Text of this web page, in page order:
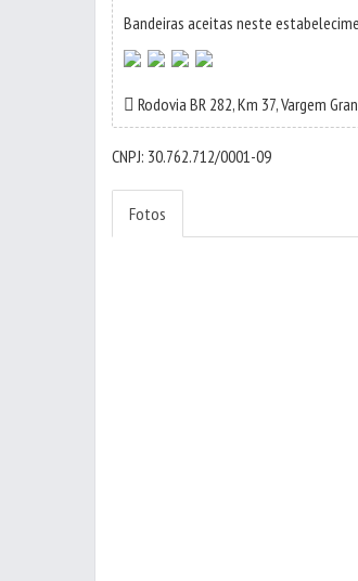
Bandeiras aceitas neste
Rodovia BR 282, Km 37,Vargem
CNPJ: 30.762.712/0001-09
Fotos